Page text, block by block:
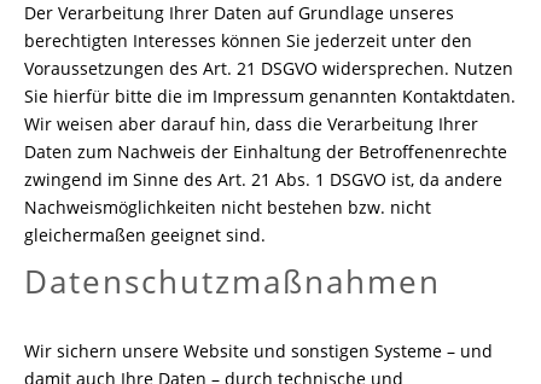
Der Verarbeitung Ihrer Daten auf Grundlage unseres
berechtigten Interesses können Sie jederzeit unter den
Voraussetzungen des Art. 21 DSGVO widersprechen. Nutzen
Sie hierfür bitte die im Impressum genannten Kontaktdaten.
Wir weisen aber darauf hin, dass die Verarbeitung Ihrer
Daten zum Nachweis der Einhaltung der Betroffenenrechte
zwingend im Sinne des Art. 21 Abs. 1 DSGVO ist, da andere
Nachweismöglichkeiten nicht bestehen bzw. nicht
gleichermaßen geeignet sind.
Datenschutzmaßnahmen
Wir sichern unsere Website und sonstigen Systeme – und
damit auch Ihre Daten – durch technische und